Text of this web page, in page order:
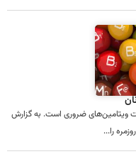
ویتامین‌های ضروری است. به گزارش
را...